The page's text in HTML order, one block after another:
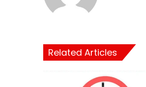
Related Articles